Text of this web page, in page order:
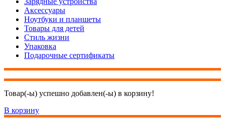
Аксессуары
Ноутбуки и планшеты
Товары для детей
Стиль жизни
Упаковка
Подарочные сертификаты
Товар(-ы) успешно добавлен(-ы) в корзину!
В корзину